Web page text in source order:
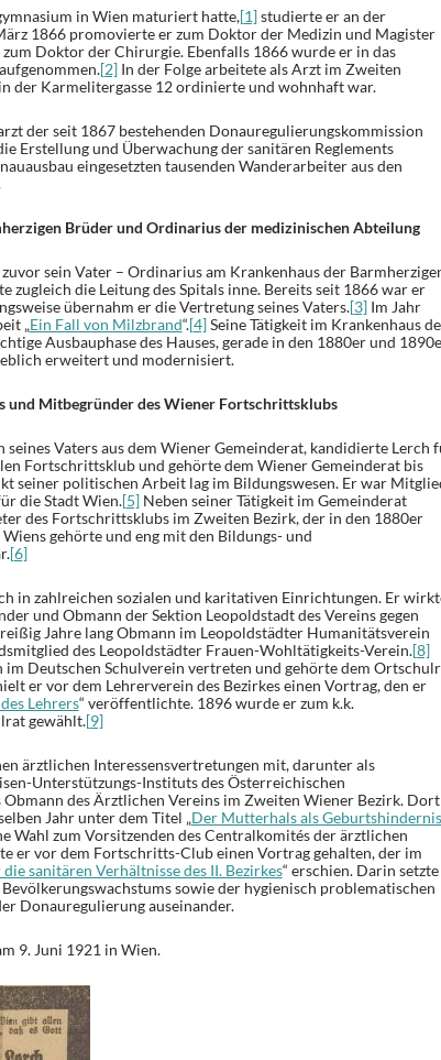
in Wien maturiert hatte,[1]studierte er an der
1866 promovierte er zum Doktor der Medizin und Magister
Doktor der Chirurgie. Ebenfalls 1866 wurde er in das
[2]In der Folge arbeitete als Arzt im Zweiten
der Karmelitergasse 12 ordinierte und wohnhaft war.
der seit 1867 bestehenden Donauregulierungskommission
Erstellung und Überwachung der sanitären Reglements
eingesetzten tausenden Wanderarbeiter aus den
Brüder und Ordinarius der medizinischen Abteilung
sein Vater – Ordinarius am Krankenhaus der
zugleich die Leitung des Spitals inne. Bereits seit 1866 war er
übernahm er die Vertretung seines Vaters.[3]Im Jahr
„Ein Fall von Milzbrand“.[4]Seine Tätigkeit im Krankenhaus
Ausbauphase des Hauses, gerade in den 1880er und
erweitert und modernisiert.
und Mitbegründer des Wiener Fortschrittsklubs
seines Vaters aus dem Wiener Gemeinderat, kandidierte Lerch
Fortschrittsklub und gehörte dem Wiener Gemeinderat bis
seiner politischen Arbeit lag im Bildungswesen. Er war
die Stadt Wien.[5]Neben seiner Tätigkeit im Gemeinderat
des Fortschrittsklubs im Zweiten Bezirk, der in den 1880er
gehörte und eng mit den Bildungs- und
[6]
in zahlreichen sozialen und karitativen Einrichtungen. Er
und Obmann der Sektion Leopoldstadt des Vereins gegen
Jahre lang Obmann im Leopoldstädter Humanitätsverein
des Leopoldstädter Frauen-Wohltätigkeits-Verein.[8]
im Deutschen Schulverein vertreten und gehörte dem
er vor dem Lehrerverein des Bezirkes einen Vortrag, den er
Lehrers“ veröffentlichte. 1896 wurde er zum k.k.
gewählt.[9]
ärztlichen Interessensvertretungen mit, darunter als
Unterstützungs-Instituts des Österreichischen
des Ärztlichen Vereins im Zweiten Wiener Bezirk. Dort
Jahr unter dem Titel „Der Mutterhals als
Wahl zum Vorsitzenden des Centralkomités der ärztlichen
er vor dem Fortschritts-Club einen Vortrag gehalten, der im
sanitären Verhältnisse des II. Bezirkes“ erschien. Darin setzte
sowie der hygienisch problematischen
Donauregulierung auseinander.
9. Juni 1921 in Wien.